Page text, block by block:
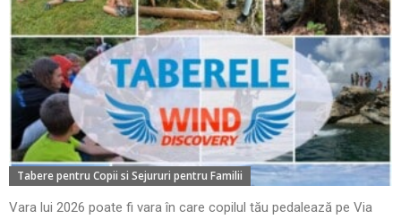
Tabere pentru Copii si Sejururi pentru Familii
Vara lui 2026 poate fi vara în care copilul tău pedalează pe Via